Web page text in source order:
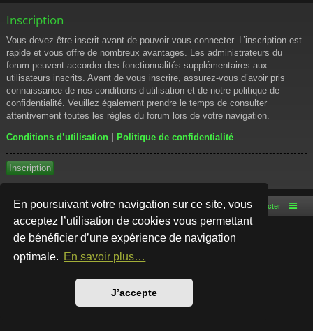
En poursuivant votre navigation sur ce site, vous
acceptez l’utilisation de cookies vous permettant
de bénéficier d’une expérience de navigation
optimale. En savoir plus…
J’accepte
Inscription
Vous devez être inscrit avant de pouvoir vous connecter. L’inscription est
rapide et vous offre de nombreux avantages. Les administrateurs du
forum peuvent accorder des fonctionnalités supplémentaires aux
utilisateurs inscrits. Avant de vous inscrire, assurez-vous d’avoir pris
connaissance de nos conditions d’utilisation et de notre politique de
confidentialité. Veuillez également prendre le temps de consulter
attentivement toutes les règles du forum lors de votre navigation.
Conditions d’utilisation | Politique de confidentialité
Inscription
Accueil du forum Nous contacter
Développé parphpBB® Forum Software © phpBB Limited
Style par
Traduction française officielle